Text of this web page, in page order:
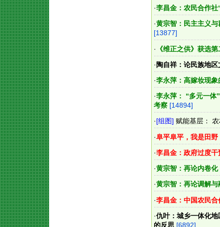
·李昌金：农民合作
·黄宗智：民主主义
[13877]
·
《维正之供》获选
· 陶自祥：论民族地
·李永萍：高嫁妆现
·李永萍： “多元一
考察 [14894]
·[组图] 赋能基层：
·阜平阜平，我是田野
·李昌金：政府过度
·黄宗智：再论内卷
·黄宗智：再论调解
·李昌金：中国农民
·仇叶：城乡一体化
的反思 [6892]